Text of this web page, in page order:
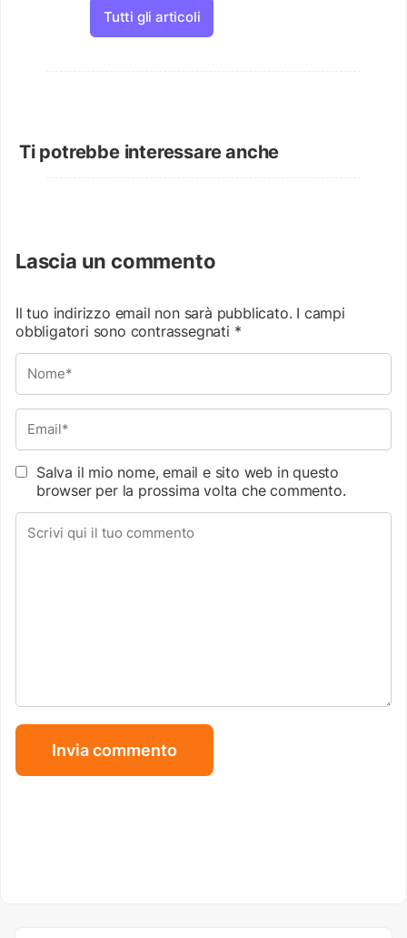
Tutti gli articoli
Ti potrebbe interessare anche
Lascia un commento
Il tuo indirizzo email non sarà pubblicato. I campi
obbligatori sono contrassegnati *
Salva il mio nome, email e sito web in questo
browser per la prossima volta che commento.